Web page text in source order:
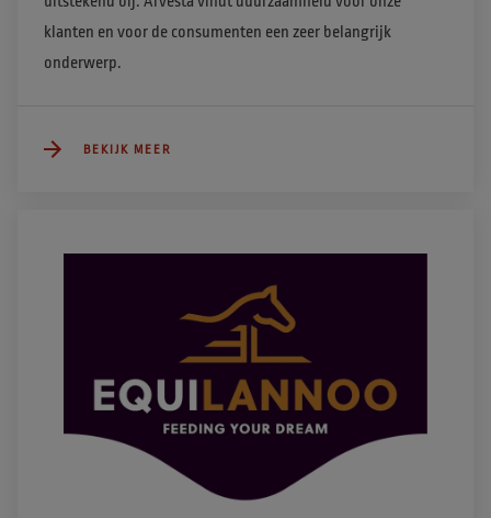
klanten en voor de consumenten een zeer belangrijk
onderwerp.
BEKIJK MEER